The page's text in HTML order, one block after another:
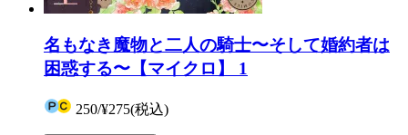
名もなき魔物と二人の騎士〜そして婚約者は
困惑する〜【マイクロ】 1
250/¥275(税込)